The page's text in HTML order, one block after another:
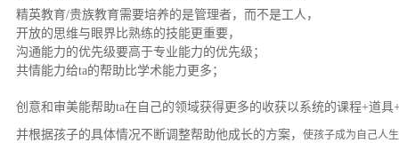
精英教育/贵族教育需要培养的是管理者，而不是工人，
开放的思维与眼界比熟练的技能更重要，
沟通能力的优先级要高于专业能力的优先级；
共情能力给ta的帮助比学术能力更多；
创意和审美能帮助ta在自己的领域获得更多的收获以系统的课程+道具
并根据孩子的具体情况不断调整帮助他成长的方案， 使孩子成为自己人